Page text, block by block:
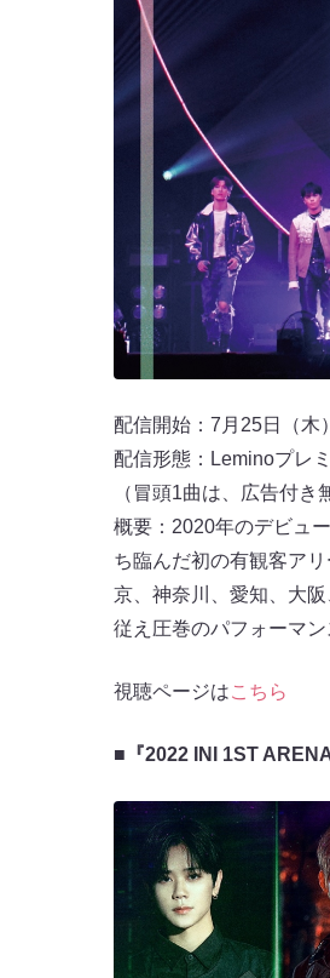
配信開始：7月25日（木
配信形態：Leminoプレ
（冒頭1曲は、広告付き
概要：2020年のデビュ
ち臨んだ初の有観客ア
京、神奈川、愛知、大
従え圧巻のパフォーマン
視聴ページはこちら
■『2022 INI 1ST